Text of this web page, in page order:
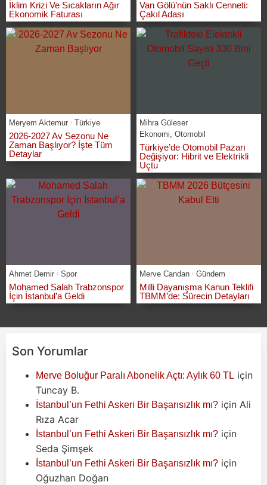
İklim Krizi Ve Sıcakların Ağır
Ekonomik Faturası
Van Gölü’nün Saklı Cenneti:
Çakıl Adası
Meryem Aktemur Türkiye
2026-2027 Av Sezonu Ne
Zaman Başlıyor? İşte Tüm
Detaylar
Mihra Güleser
Ekonomi Otomobil
Türkiye’de Otomobil Pazarı
Değişiyor: Hibrit ve Elektrikli
Uçtu
Ahmet Demir Spor
Mohamed Salah Trabzonspor
İçin İstanbul’a Geldi
Merve Candan Gündem
Milli Dayanışma Kanun Teklifi
TBMM’de: Sürecin Detayları
Son Yorumlar
Merve Boluğur Paralı Abonelik Açtı: Aylık 60 TL için
Tuncay B.
İstanbul’un Fethi Askeri Bir Başarısızlık mı? için Ali
Rıza Acar
İstanbul’un Fethi Askeri Bir Başarısızlık mı? için
Seda Şimşek
İstanbul’un Fethi Askeri Bir Başarısızlık mı? için
Oğuzhan Doğan